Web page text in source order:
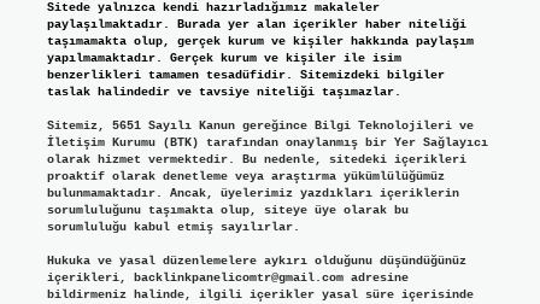
Sitede yalnızca kendi hazırladığımız makaleler
paylaşılmaktadır. Burada yer alan içerikler haber niteliği
taşımamakta olup, gerçek kurum ve kişiler hakkında paylaşım
yapılmamaktadır. Gerçek kurum ve kişiler ile isim
benzerlikleri tamamen tesadüfidir. Sitemizdeki bilgiler
taslak halindedir ve tavsiye niteliği taşımazlar.
Sitemiz, 5651 Sayılı Kanun gereğince Bilgi Teknolojileri ve
İletişim Kurumu (BTK) tarafından onaylanmış bir Yer Sağlayıcı
olarak hizmet vermektedir. Bu nedenle, sitedeki içerikleri
proaktif olarak denetleme veya araştırma yükümlülüğümüz
bulunmamaktadır. Ancak, üyelerimiz yazdıkları içeriklerin
sorumluluğunu taşımakta olup, siteye üye olarak bu
sorumluluğu kabul etmiş sayılırlar.
Hukuka ve yasal düzenlemelere aykırı olduğunu düşündüğünüz
içerikleri, backlinkpanelicomtr@gmail.comadresine
bildirmeniz halinde, ilgili içerikler yasal süre içerisinde